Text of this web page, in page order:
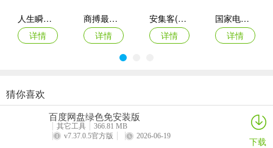
通过数字化手段显著缩短船舶等待和通过船闸的时间。
3、多闸通用：
目前已在信江流域多个船闸（双港、貊皮岭、虎山嘴、界牌）实现互
4、集中控制：
由信江调度中心统一负责调度与控制，保障运行安全。
人生瞬间最新手机版
详情
商搏最新手机版
详情
安集客(服务工单管理)
详情
国家电投网络学院app
详情
步步都能记(创作效率工具)
西藏公务出行app
详情
准橙三力(老年三力测试软件)
绿联私有云官方版
猜你喜欢
百度网盘绿色免安装版
其它工具
366.81 MB
v7.37.0.5官方版
2026-06-19 下载